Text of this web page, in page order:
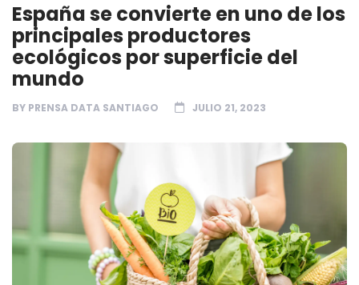
España se convierte en uno de los
principales productores
ecológicos por superficie del
mundo
BY PRENSA DATA SANTIAGO JULIO 21, 2023